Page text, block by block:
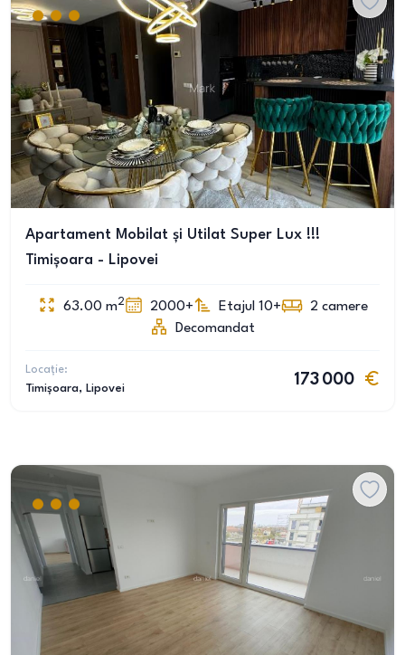
Apartament Mobilat și Utilat Super Lux !!!
Timișoara - Lipovei
63.00 m2 2000+ Etajul 10+ 2 camere
Decomandat
Locație:
Timișoara, Lipovei
173 000